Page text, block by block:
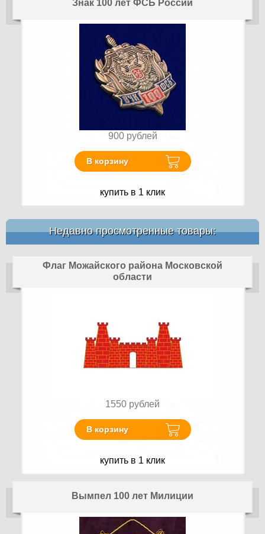
Знак 100 лет ФСБ России
900 рублей
В корзину
купить в 1 клик
Недавно просмотренные товары:
Флаг Можайского района Московской
области
1550 рублей
В корзину
купить в 1 клик
Вымпел 100 лет Милиции